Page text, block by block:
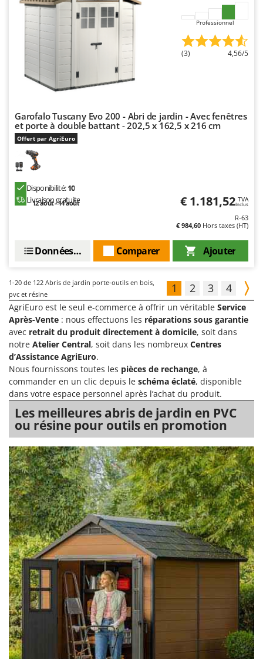
Professionnel
(3) 4,56/5
Garofalo Tuscany Evo 200 - Abri de jardin - Avec fenêtres
et porte à double battant - 202,5 x 162,5 x 216 cm
Offert par AgriEuro
Disponibilité:10
Livraison gratuite
12 août - 14 août € 1.181,52 TVA
Inclus
R-63
€ 984,60 Hors taxes (HT)
Ajouter
Comparer
Données techniques
1-20 de 122 Abris de jardin porte-outils en bois,
pvc et résine
1 2 3 4
AgriEuro est le seul e-commerce à offrir un véritable Service
Après-Vente : nous effectuons les réparations sous garantie
avec retrait du produit directement à domicile, soit dans
notre Atelier Central, soit dans les nombreux Centres
d’Assistance AgriEuro.
Nous fournissons toutes les pièces de rechange, à
commander en un clic depuis le schéma éclaté, disponible
dans votre espace personnel après l’achat du produit.
Les meilleures abris de jardin en PVC
ou résine pour outils en promotion